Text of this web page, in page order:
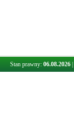
Stan prawny: 06.08.2026